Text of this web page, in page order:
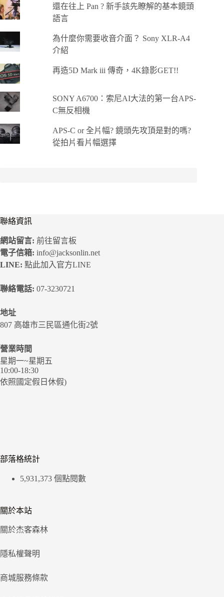
還在往上 Pan ? 新手該先瞭解的基本鏡頭
語言
為什麼你需要收音介面？ Sony XLR-A4
介紹
再造5D Mark iii 傳奇，4K錄影GET!!
SONY A6700：索尼AI大法的第一台APS-
C無反相機
APS-C or 全片幅? 鏡頭先攻頂是對的嗎?
從拍片看片幅選擇
聯絡資訊
網站留言: 前往留言板
電子信箱: info@jacksonlin.net
LINE: 點此加入官方LINE
聯絡電話: 07-3230721
地址
807 高雄市三民區通化街2號
營業時間
星期一~星期五
10:00-18:30
依照國定假日休假)
部落格統計
5,931,373 個點閱數
關於本站
關於杰客森林
隱私權聲明
商城服務條款